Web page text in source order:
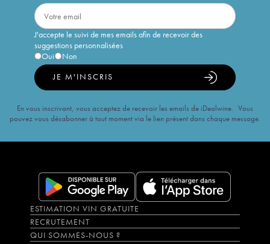
J'accepte le suivi de mes emails afin de recevoir des
suggestions personnalisées
Oui
Non
JE M'INSCRIS
En vous inscrivant, vous acceptez de recevoir les emails de iDealwine. Vous
pouvez vous désabonner à tout moment via le lien présent dans chaque message.
ESTIMATION VIN GRATUITE
RECRUTEMENT
QUI SOMMES-NOUS ?